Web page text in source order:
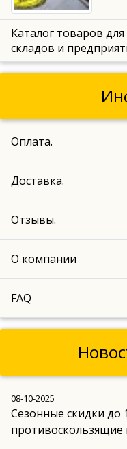
Каталог товаров
складов и
Оплата.
Доставка.
Отзывы.
О компании
FAQ
08-10-2025
Сезонные скидки до
противоскользящие